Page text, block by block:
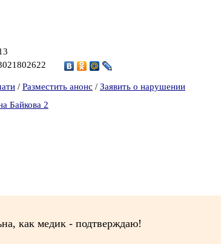
/ Разместить анонс / Заявить о нарушении
Байкова 2
как медик - подтверждаю!